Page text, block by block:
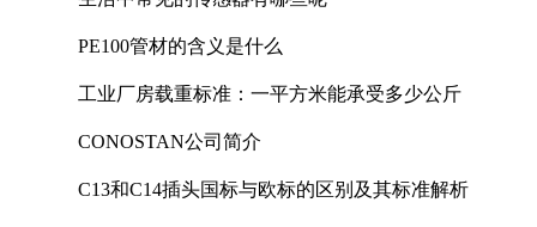
PE100管材的含义是什么
工业厂房载重标准：一平方米能承受多少公斤
CONOSTAN公司简介
C13和C14插头国标与欧标的区别及其标准解析